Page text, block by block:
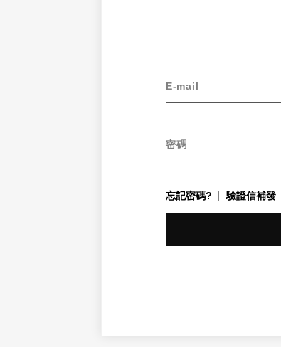
E-mail
密碼
忘記密碼? 驗證信補發